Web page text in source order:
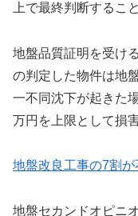
上で最終判断するこ
地盤品質証明を受け
の判定した物件は地
一不同沈下が起きた
万円を上限として損
地盤改良工事の7割
地盤セカンドオピニ